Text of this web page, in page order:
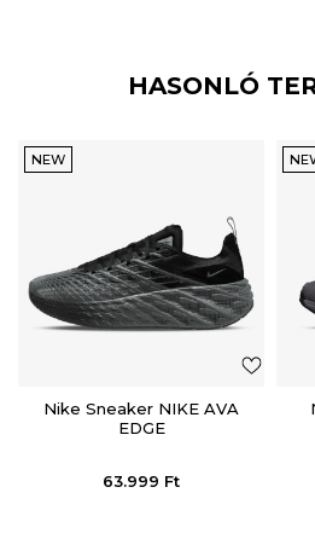
HASONLÓ
NEW
Nike Sneaker NIKE AVA
EDGE
63.999 Ft